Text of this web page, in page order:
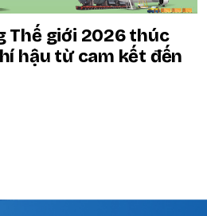
Thế giới 2026 thúc
hậu từ cam kết đến